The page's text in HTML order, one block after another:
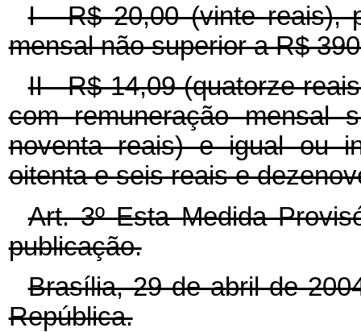
I - R$ 20,00 (vinte reais),
mensal não superior a R$
II - R$ 14,09 (quatorze
com remuneração mensal
noventa reais) e igual ou
oitenta e seis reais e
Art. 3º Esta Medida
publicação.
Brasília, 29 de abril de
República.